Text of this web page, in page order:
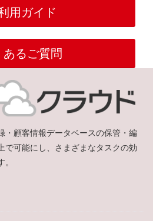
用ガイド
あるご質問
・顧客情報データベースの保管・編
で可能にし、さまざまなタスクの効